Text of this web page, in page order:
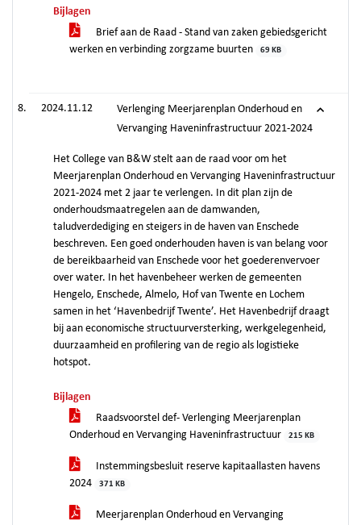
Bijlagen
Brief aan de Raad - Stand van zaken gebiedsgericht
werken en verbinding zorgzame buurten
69 KB
2024.11.12
Verlenging Meerjarenplan Onderhoud en
Vervanging Haveninfrastructuur 2021-2024
Het College van B&W stelt aan de raad voor om het
Meerjarenplan Onderhoud en Vervanging Haveninfrastructuur
2021-2024 met 2 jaar te verlengen. In dit plan zijn de
onderhoudsmaatregelen aan de damwanden,
taludverdediging en steigers in de haven van Enschede
beschreven. Een goed onderhouden haven is van belang voor
de bereikbaarheid van Enschede voor het goederenvervoer
over water. In het havenbeheer werken de gemeenten
Hengelo, Enschede, Almelo, Hof van Twente en Lochem
samen in het ‘Havenbedrijf Twente’. Het Havenbedrijf draagt
bij aan economische structuurversterking, werkgelegenheid,
duurzaamheid en profilering van de regio als logistieke
hotspot.
Bijlagen
Raadsvoorstel def- Verlenging Meerjarenplan
Onderhoud en Vervanging Haveninfrastructuur
215 KB
Instemmingsbesluit reserve kapitaallasten havens
2024
371 KB
Meerjarenplan Onderhoud en Vervanging